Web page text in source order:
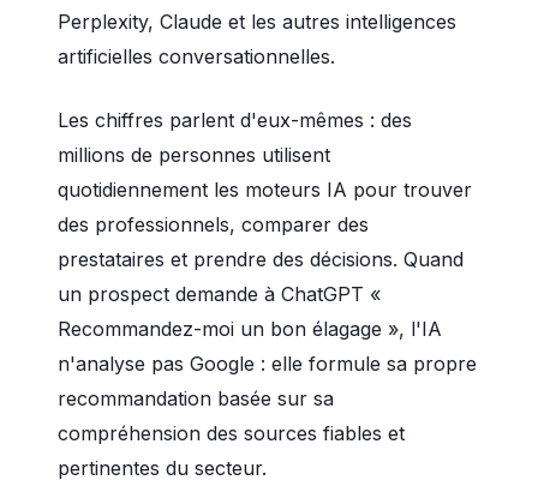
Perplexity, Claude et les autres intelligences
artificielles conversationnelles.
Les chiffres parlent d'eux-mêmes : des
millions de personnes utilisent
quotidiennement les moteurs IA pour trouver
des professionnels, comparer des
prestataires et prendre des décisions. Quand
un prospect demande à ChatGPT «
Recommandez-moi un bon élagage », l'IA
n'analyse pas Google : elle formule sa propre
recommandation basée sur sa
compréhension des sources fiables et
pertinentes du secteur.